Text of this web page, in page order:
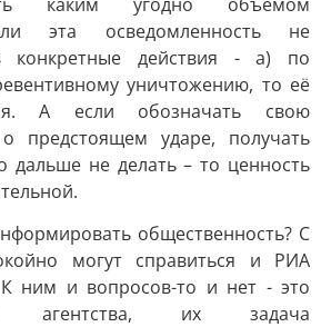
эта осведомленность не
конкретные действия - а) по
уничтожению, то её
А если обозначать свою
о предстоящем ударе, получать
дальше не делать – то ценность
общественность? С
могут справиться и РИА
ним и вопросов-то и нет - это
агентства, их задача